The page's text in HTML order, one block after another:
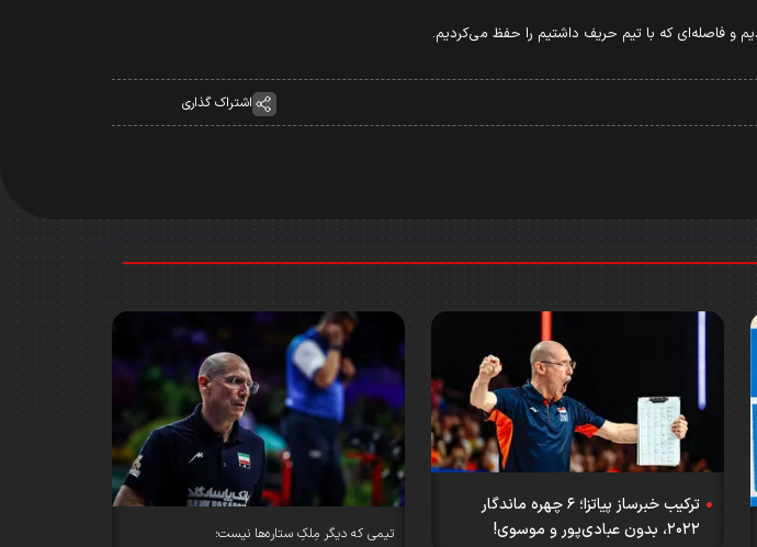
و فاصله‌ای که با تیم حریف داشتیم را حفظ می‌کردیم.
اشتراک گذاری
ترکیب خبرساز پیاتزا؛ ۶ چهره ماندگار
۲۰۲۲، بدون عبادی‌پور و موسوی!
تیمی که دیگر مِلکِ ستاره‌ها نیست؛